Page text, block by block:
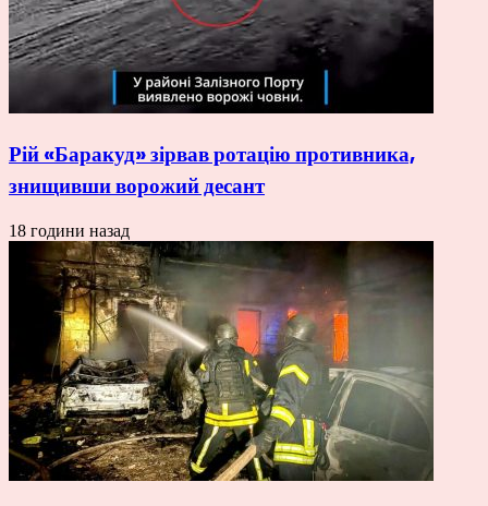
Рій «Баракуд» зірвав ротацію противника,
знищивши ворожий десант
18 години назад